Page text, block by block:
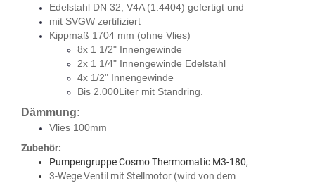
Edelstahl DN 32, V4A (1.4404) gefertigt und
mit SVGW zertifiziert
Kippmaß 1704 mm (ohne Vlies)
8x 1 1/2" Innengewinde
2x 1 1/4" Innengewinde Edelstahl
4x 1/2" Innengewinde
Bis 2.000Liter mit Standring.
Dämmung:
Vlies 100mm
Zubehör:
Pumpengruppe Cosmo Thermomatic M3-180,
3-Wege Ventil mit Stellmotor (wird von dem